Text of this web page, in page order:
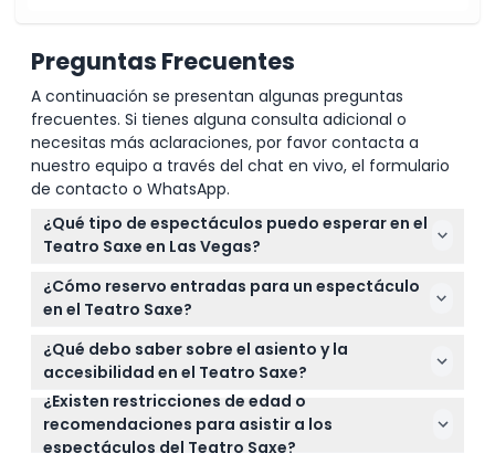
Preguntas Frecuentes
A continuación se presentan algunas preguntas
frecuentes. Si tienes alguna consulta adicional o
necesitas más aclaraciones, por favor contacta a
nuestro equipo a través del chat en vivo, el formulario
de contacto o WhatsApp.
¿Qué tipo de espectáculos puedo esperar en el
Teatro Saxe en Las Vegas?
Puede disfrutar de una variedad de actuaciones en
vivo que incluyen espectáculos de comedia, actos
leyendas como Elvis y Tina Turner, así como actos
especiales que involucran gimnasia, acrobacias y
baile.
¿Cómo reservo entradas para un espectáculo
en el Teatro Saxe?
Las entradas para los espectáculos en el Teatro
Saxe se pueden reservar fácilmente en línea aquí
su espectáculo y fecha preferidos para comprobar
la disponibilidad y completar su reserva.
¿Qué debo saber sobre el asiento y la
accesibilidad en el Teatro Saxe?
Los asientos se asignan por sección al llegar, y el
teatro ofrece asientos premium tipo estadio. El
¿Existen restricciones de edad o
recomendaciones para asistir a los
espectáculos del Teatro Saxe?